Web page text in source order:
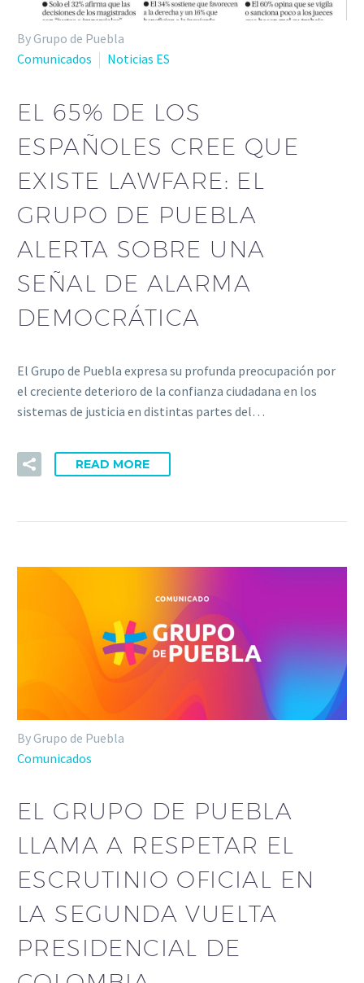
By Grupo de Puebla
Comunicados
Noticias ES
EL 65% DE LOS
ESPAÑOLES CREE QUE
EXISTE LAWFARE: EL
GRUPO DE PUEBLA
ALERTA SOBRE UNA
SEÑAL DE ALARMA
DEMOCRÁTICA
El Grupo de Puebla expresa su profunda preocupación por
el creciente deterioro de la confianza ciudadana en los
sistemas de justicia en distintas partes del…
READ MORE
By Grupo de Puebla
Comunicados
EL GRUPO DE PUEBLA
LLAMA A RESPETAR EL
ESCRUTINIO OFICIAL EN
LA SEGUNDA VUELTA
PRESIDENCIAL DE